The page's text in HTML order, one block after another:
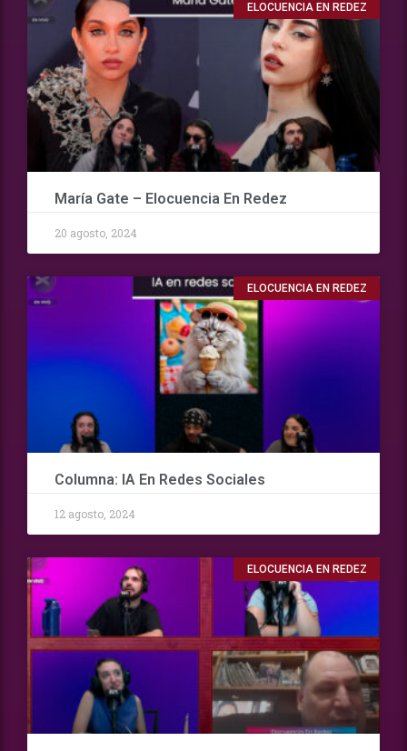
ELOCUENCIA EN REDEZ
María Gate – Elocuencia En Redez
20 agosto, 2024
ELOCUENCIA EN REDEZ
Columna: IA En Redes Sociales
12 agosto, 2024
ELOCUENCIA EN REDEZ